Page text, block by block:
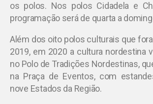
os polos. Nos polos Cidadela e
programação será de quarta a
Além dos oito polos culturais que
2019, em 2020 a cultura nordestina
no Polo de Tradições Nordestinas,
na Praça de Eventos, com
nove Estados da Região.